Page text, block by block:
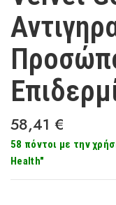
58,41 €
58 πόντοι με την
Health"